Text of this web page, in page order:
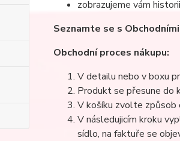
zobrazujeme vám
Seznamte se s
Obchodní proces nákupu:
V detailu nebo v boxu
Produkt se přesune do
V košíku zvolte způsob
V následujicím kroku
sídlo, na faktuře se